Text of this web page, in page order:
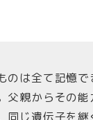
のは全て記憶で
父親からその
同じ遺伝子を